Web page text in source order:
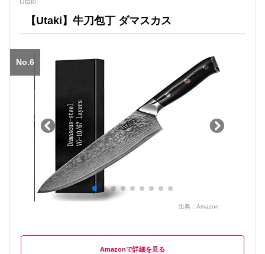
Utaki
【Utaki】牛刀包丁 ダマスカス
No.6
出典： Amazon
Amazon